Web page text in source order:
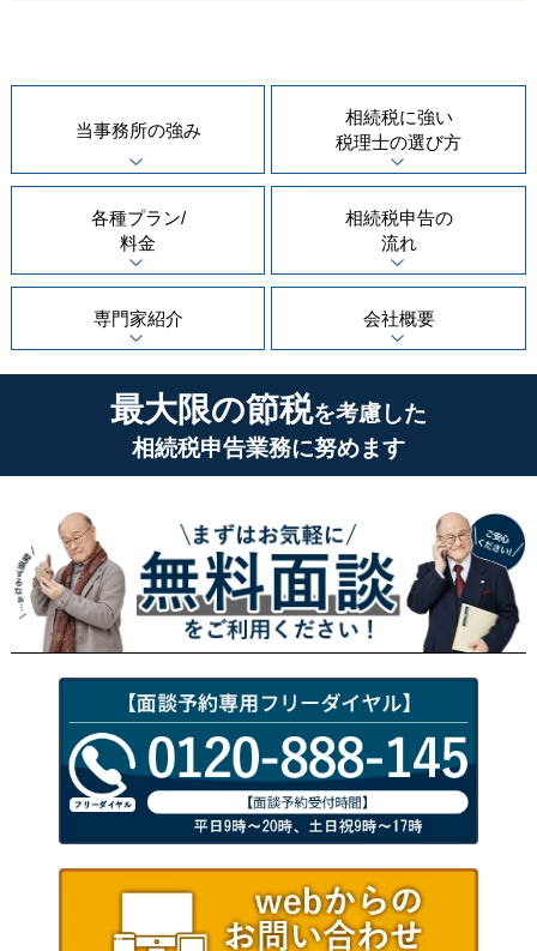
当事務所の強み
相続税に強い
税理士の選び方
各種プラン/
料金
相続税申告の
流れ
専門家紹介 会社概要
最大限の節税を考慮した
相続税申告業務に努めます